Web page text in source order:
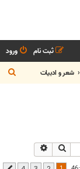
ورود
ثبت نام
شعر و ادبيات
ج
س
جستجو